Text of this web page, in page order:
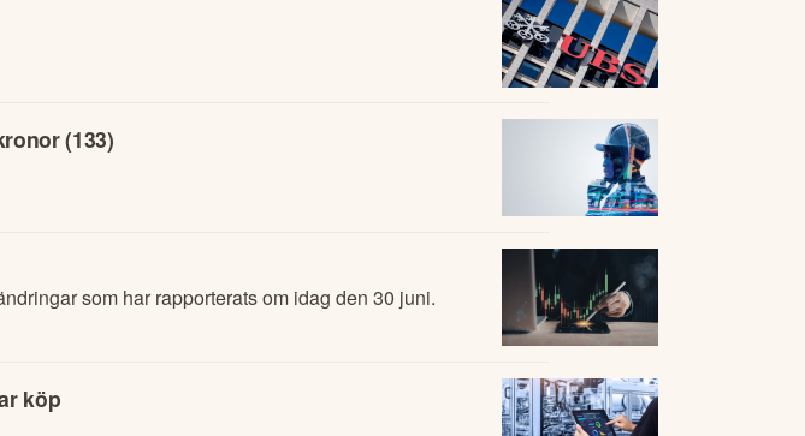
(133)
som har rapporterats om idag den 30 juni.
köp